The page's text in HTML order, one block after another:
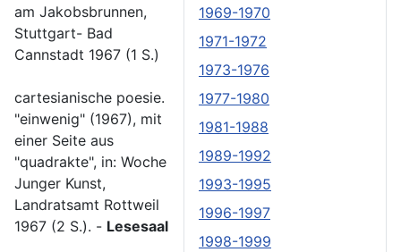
1969-1970
1971-1972
1973-1976
1977-1980
1981-1988
1989-1992
1993-1995
1996-1997
1998-1999
am Jakobsbrunnen,
Stuttgart- Bad
Cannstadt 1967 (1 S.)
cartesianische poesie.
"einwenig" (1967), mit
einer Seite aus
"quadrakte", in: Woche
Junger Kunst,
Landratsamt Rottweil
1967 (2 S.). - Lesesaal